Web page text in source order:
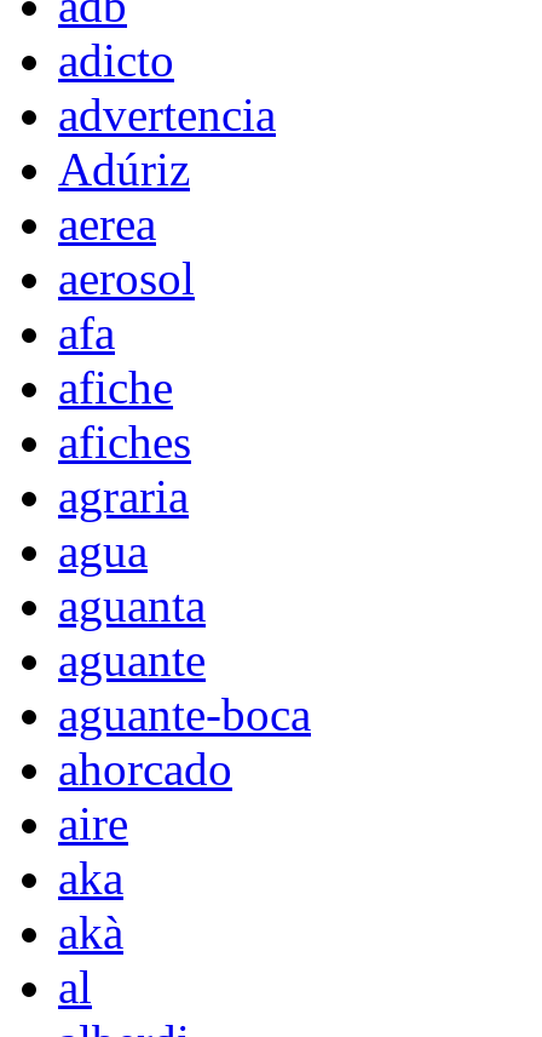
adicto
advertencia
Adúriz
aerea
aerosol
afa
afiche
afiches
agraria
agua
aguanta
aguante
aguante-boca
ahorcado
aire
aka
akà
al